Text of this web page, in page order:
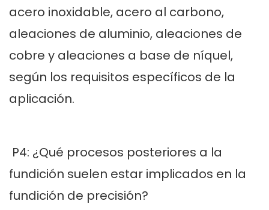
acero inoxidable, acero al carbono,
aleaciones de aluminio, aleaciones de
cobre y aleaciones a base de níquel,
según los requisitos específicos de la
aplicación.
P4: ¿Qué procesos posteriores a la
fundición suelen estar implicados en la
fundición de precisión?